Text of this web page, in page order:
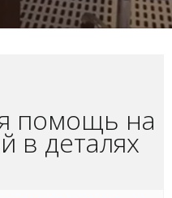
помощь на
в деталях